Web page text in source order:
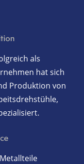
als
hat sich
Produktion von